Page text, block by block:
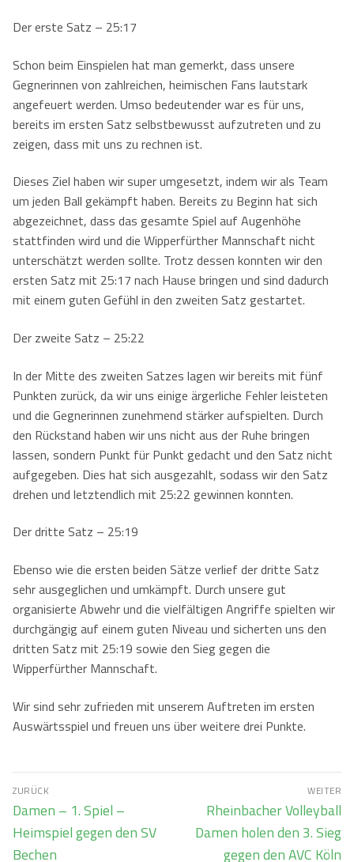
Der erste Satz – 25:17
Schon beim Einspielen hat man gemerkt, dass unsere
Gegnerinnen von zahlreichen, heimischen Fans lautstark
angefeuert werden. Umso bedeutender war es für uns,
bereits im ersten Satz selbstbewusst aufzutreten und zu
zeigen, dass mit uns zu rechnen ist.
Dieses Ziel haben wir super umgesetzt, indem wir als Team
um jeden Ball gekämpft haben. Bereits zu Beginn hat sich
abgezeichnet, dass das gesamte Spiel auf Augenhöhe
stattfinden wird und die Wipperfürther Mannschaft nicht
unterschätzt werden sollte. Trotz dessen konnten wir den
ersten Satz mit 25:17 nach Hause bringen und sind dadurch
mit einem guten Gefühl in den zweiten Satz gestartet.
Der zweite Satz – 25:22
In der Mitte des zweiten Satzes lagen wir bereits mit fünf
Punkten zurück, da wir uns einige ärgerliche Fehler leisteten
und die Gegnerinnen zunehmend stärker aufspielten. Durch
den Rückstand haben wir uns nicht aus der Ruhe bringen
lassen, sondern Punkt für Punkt gedacht und den Satz nicht
aufgegeben. Dies hat sich ausgezahlt, sodass wir den Satz
drehen und letztendlich mit 25:22 gewinnen konnten.
Der dritte Satz – 25:19
Ebenso wie die ersten beiden Sätze verlief der dritte Satz
sehr ausgeglichen und umkämpft. Durch unsere gut
organisierte Abwehr und die vielfältigen Angriffe spielten wir
durchgängig auf einem guten Niveau und sicherten uns den
dritten Satz mit 25:19 sowie den Sieg gegen die
Wipperfürther Mannschaft.
Wir sind sehr zufrieden mit unserem Auftreten im ersten
Auswärtsspiel und freuen uns über weitere drei Punkte.
Beitragsnavigation
ZURÜCK
Vorheriger
Beitrag:
Damen – 1. Spiel –
Heimspiel gegen den SV
Bechen
WEITER
Nächster
Beitrag:
Rheinbacher Volleyball
Damen holen den 3. Sieg
gegen den AVC Köln